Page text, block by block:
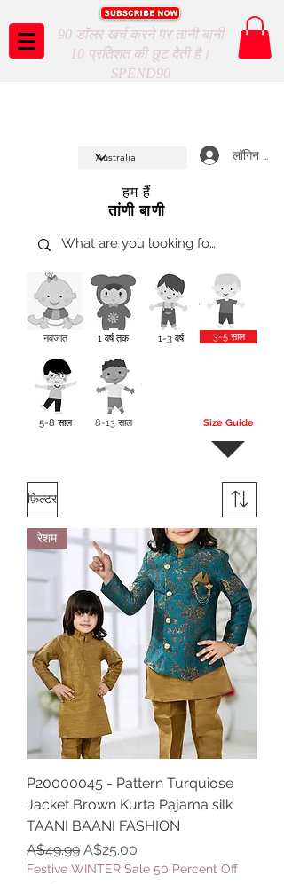
90 डॉलर खर्च करने पर तानी बानी
10 प्रतिशत की छूट देती है।
SPEND90
लॉगिन करें
हम हैं
तांणी बाणी
नवजात 1 वर्ष तक 1-3 वर्ष 3-5 साल
5-8 साल 8-13 साल Size Guide
अधिक
फ़िल्टर
रेशम
P20000045 - Pattern Turquiose
Jacket Brown Kurta Pajama silk
TAANI BAANI FASHION
नियमित मूल्य
A$49.99 बिक्री मूल्य
A$25.00
Festive WINTER Sale 50 Percent Off